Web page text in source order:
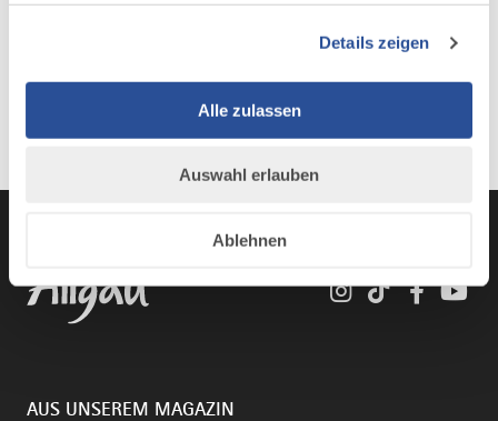
Details zeigen
Alle zulassen
Auswahl erlauben
Ablehnen
Instagram
TikTok
AUS UNSEREM MAGAZIN